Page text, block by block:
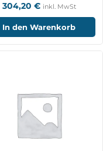
304,20 € inkl. MwSt
In den Warenkorb